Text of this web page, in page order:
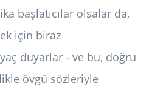
başlatıcılar olsalar da,
için biraz
duyarlar - ve bu, doğru
övgü sözleriyle